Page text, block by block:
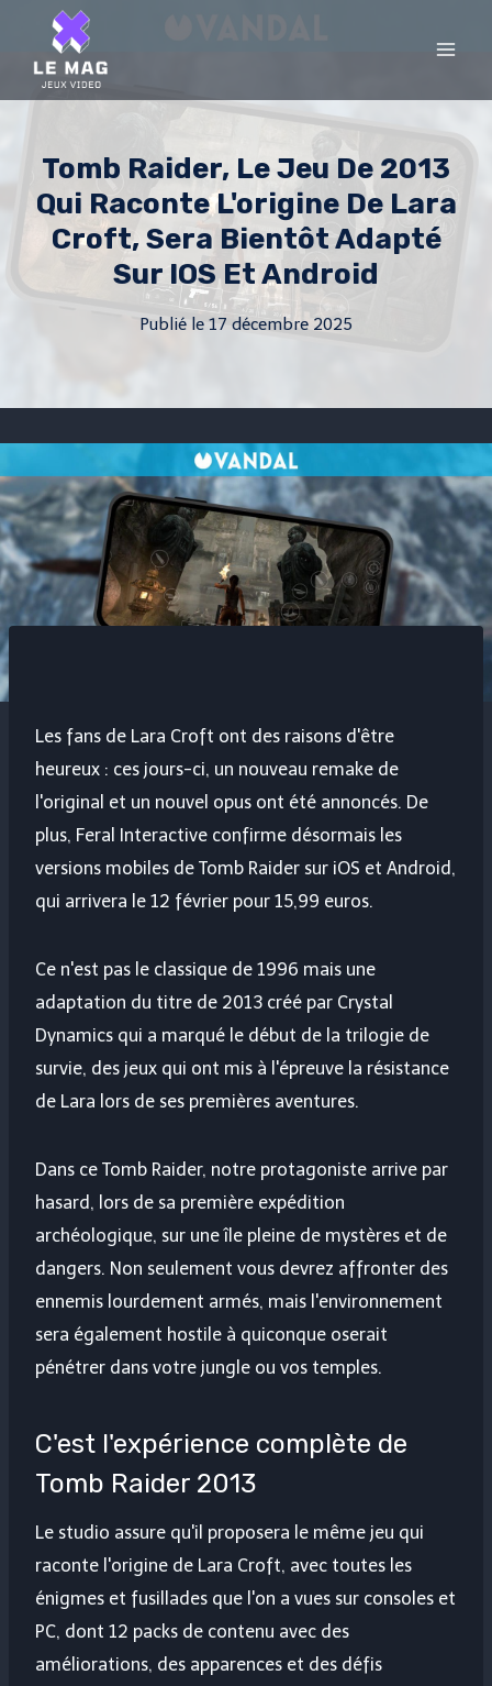
content
Tomb Raider, Le Jeu De 2013
Qui Raconte L'origine De Lara
Croft, Sera Bientôt Adapté
Sur IOS Et Android
Publié le 17 décembre 2025
Les fans de Lara Croft ont des raisons d'être
heureux : ces jours-ci, un nouveau remake de
l'original et un nouvel opus ont été annoncés. De
plus, Feral Interactive confirme désormais les
versions mobiles de Tomb Raider sur iOS et Android,
qui arrivera le 12 février pour 15,99 euros.
Ce n'est pas le classique de 1996 mais une
adaptation du titre de 2013 créé par Crystal
Dynamics qui a marqué le début de la trilogie de
survie, des jeux qui ont mis à l'épreuve la résistance
de Lara lors de ses premières aventures.
Dans ce Tomb Raider, notre protagoniste arrive par
hasard, lors de sa première expédition
archéologique, sur une île pleine de mystères et de
dangers. Non seulement vous devrez affronter des
ennemis lourdement armés, mais l'environnement
sera également hostile à quiconque oserait
pénétrer dans votre jungle ou vos temples.
C'est l'expérience complète de
Tomb Raider 2013
Le studio assure qu'il proposera le même jeu qui
raconte l'origine de Lara Croft, avec toutes les
énigmes et fusillades que l'on a vues sur consoles et
PC, dont 12 packs de contenu avec des
améliorations, des apparences et des défis